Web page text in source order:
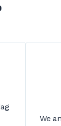
We